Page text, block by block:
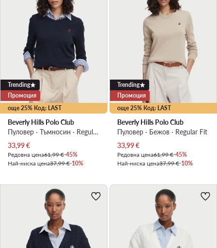
още 25% Код: LAST
Trending
Промоция
Beverly Hills Polo Club
Пуловер · Тъмносин · Regular Fit
Актуална цена
33,99€
Редовна цена61,99 €-45%
Най-ниска цена37,99 €-10%
още 25% Код: LAST
Trending
Промоция
Beverly Hills Polo Club
Пуловер · Бежов · Regular Fit
Актуална цена
33,99€
Редовна цена61,99 €-45%
Най-ниска цена37,99 €-10%